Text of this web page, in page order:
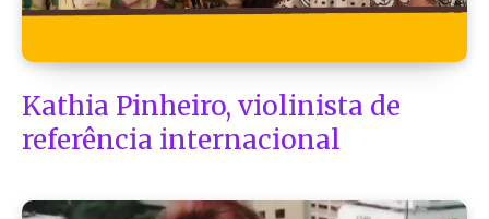
Kathia Pinheiro, violinista de
referência internacional